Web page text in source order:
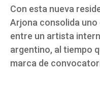
Con esta nueva
Arjona consolida uno
entre un artista
argentino, al tiempo
marca de